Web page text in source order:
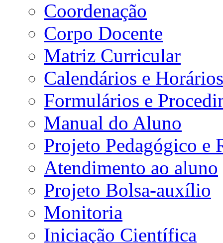
Coordenação
Corpo Docente
Matriz Curricular
Calendários e Horários
Formulários e
Manual do Aluno
Projeto Pedagógico e
Atendimento ao aluno
Projeto Bolsa-auxílio
Monitoria
Iniciação Científica